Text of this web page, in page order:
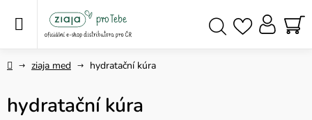
Domůziaja med hydratační kúra
hydratační kúra